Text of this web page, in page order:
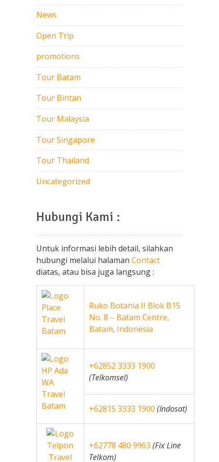
News
Open Trip
promotions
Tour Batam
Tour Bintan
Tour Malaysia
Tour Singapore
Tour Thailand
Uncategorized
Hubungi Kami :
Untuk informasi lebih detail, silahkan
hubungi melalui halaman Contact
diatas, atau bisa juga langsung :
Ruko Botania II Blok B15
No. 8 – Batam Centre,
Batam, Indonesia
+62852 3333 1900
(Telkomsel)
+62815 3333 1900 (Indosat)
+62778 480 9963 (Fix Line
Telkom)